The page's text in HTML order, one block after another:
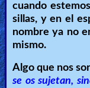
cuando
sillas, y en el
nombre ya no
mismo.
Algo que nos
se os sujetan,